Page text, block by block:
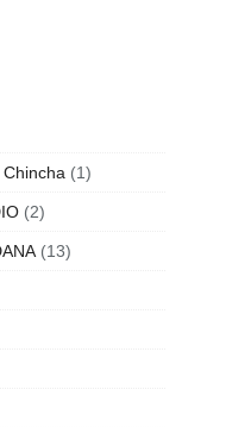
(1)
(2)
(13)